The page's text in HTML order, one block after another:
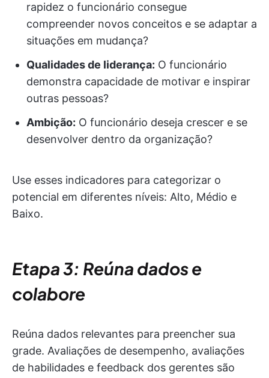
rapidez o funcionário consegue
compreender novos conceitos e se adaptar a
situações em mudança?
Qualidades de liderança: O funcionário
demonstra capacidade de motivar e inspirar
outras pessoas?
Ambição: O funcionário deseja crescer e se
desenvolver dentro da organização?
Use esses indicadores para categorizar o
potencial em diferentes níveis: Alto, Médio e
Baixo.
Etapa 3: Reúna dados e
colabore
Reúna dados relevantes para preencher sua
grade. Avaliações de desempenho, avaliações
de habilidades e feedback dos gerentes são